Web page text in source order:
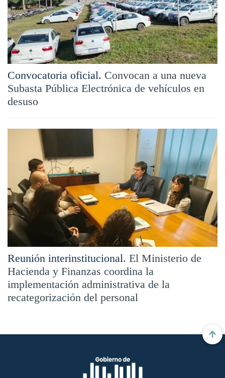
Convocatoria oficial. Convocan a una nueva
Subasta Pública Electrónica de vehículos en
desuso
Reunión interinstitucional. El Ministerio de
Hacienda y Finanzas coordina la
implementación administrativa de la
recategorización del personal